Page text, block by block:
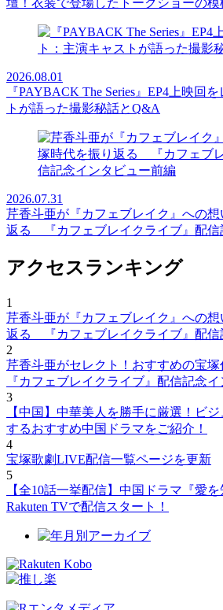
2026.08.01
『PAYBACK The Series』EP4上映回
トが語った撮影秘話とQ&A
2026.07.31
芹香斗亜が『カフェブレイク』への想
返る 『カフェブレイクライブ』配信
アクセスランキング
1
芹香斗亜が『カフェブレイク』への想
返る 『カフェブレイクライブ』配信
2
芹香斗亜がセレクト！おすすめの宝
『カフェブレイクライブ』配信記念
3
【中国】中華美人を勝手に厳選！ビ
するおすすめ中国ドラマをご紹介！
4
宝塚歌劇LIVE配信一覧ページを更新
5
【全10話一挙配信】中国ドラマ『愛を
Rakuten TVで配信スタート！